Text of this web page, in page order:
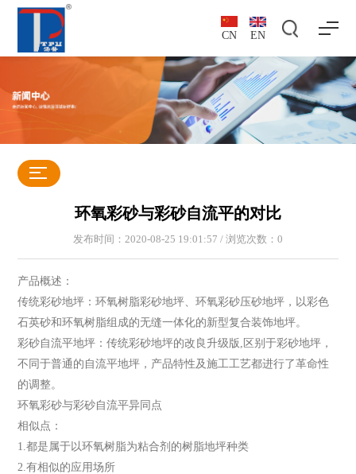
CN EN
环氧彩砂与彩砂自流平的对比
发布时间：2020-08-25 19:01:57 / 浏览次数： 0
产品概述：
传统彩砂地坪：环氧树脂彩砂地坪、环氧彩砂压砂地坪，以彩色
石英砂和环氧树脂组成的无缝一体化的新型复合装饰地坪。
彩砂自流平地坪：传统彩砂地坪的改良升级版,区别于彩砂地坪，
不同于普通的自流平地坪，产品特性及施工工艺都进行了革命性
的调整。
环氧彩砂与彩砂自流平异同点
相似点：
1.都是属于以环氧树脂为粘合剂的树脂地坪种类
2.有相似的应用场所